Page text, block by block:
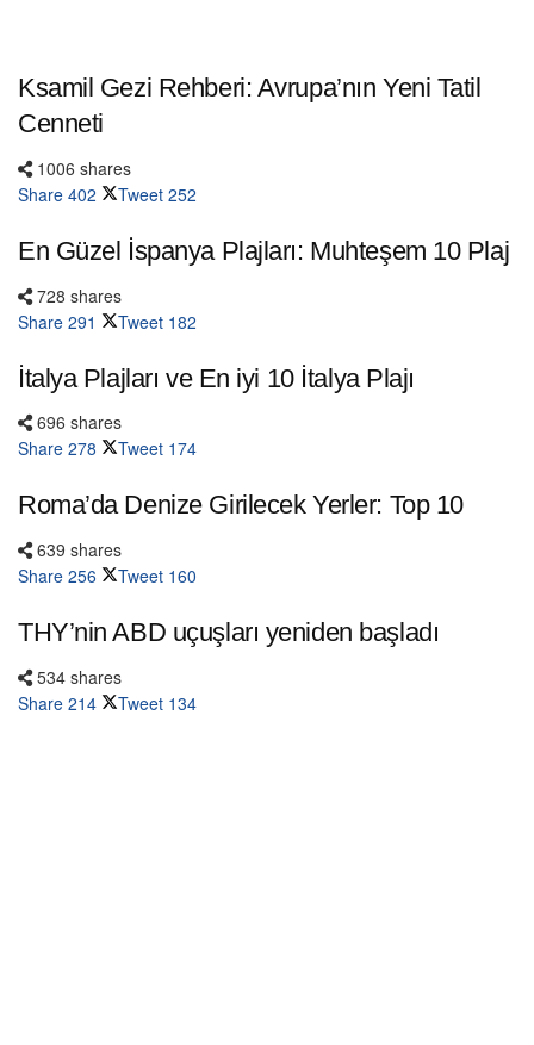
Ksamil Gezi Rehberi: Avrupa’nın Yeni Tatil
Cenneti
1006 shares
Share 402 Tweet 252
En Güzel İspanya Plajları: Muhteşem 10 Plaj
728 shares
Share 291 Tweet 182
İtalya Plajları ve En iyi 10 İtalya Plajı
696 shares
Share 278 Tweet 174
Roma’da Denize Girilecek Yerler: Top 10
639 shares
Share 256 Tweet 160
THY’nin ABD uçuşları yeniden başladı
534 shares
Share 214 Tweet 134